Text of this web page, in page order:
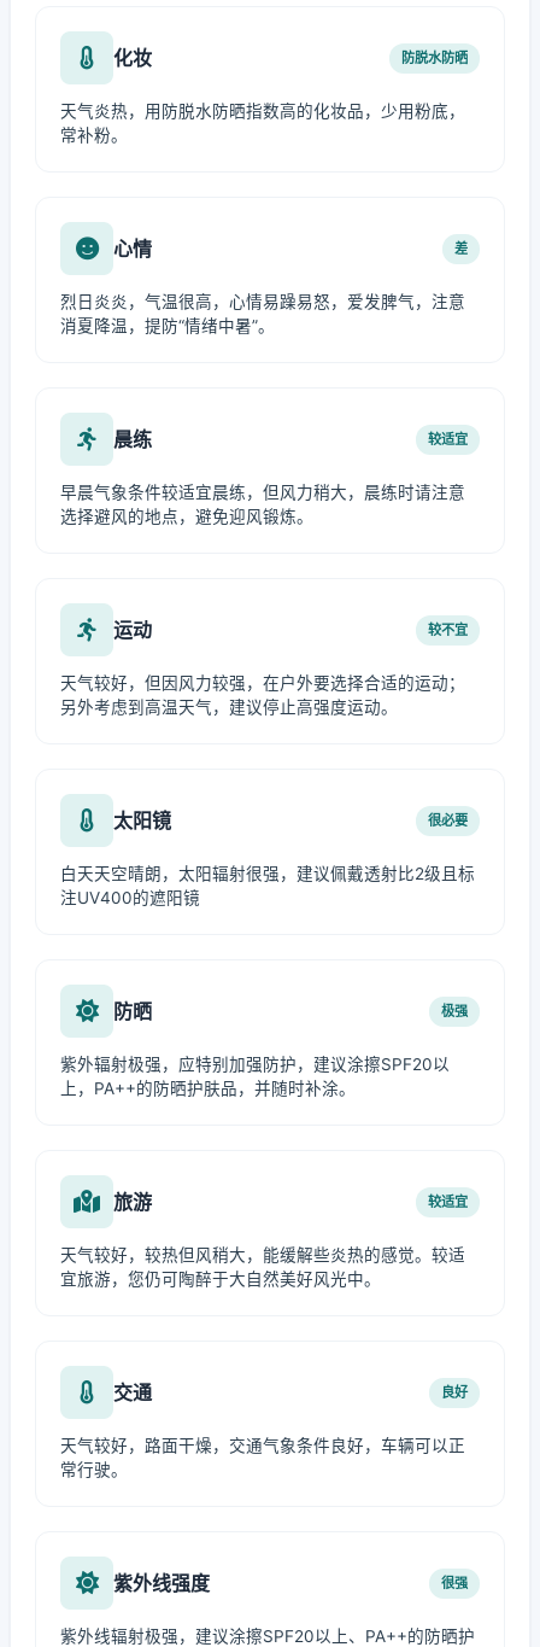
化妆 防脱水防晒
天气炎热，用防脱水防晒指数高的化妆品，少用粉底，
常补粉。
心情 差
烈日炎炎，气温很高，心情易躁易怒，爱发脾气，注意
消夏降温，提防“情绪中暑”。
晨练 较适宜
早晨气象条件较适宜晨练，但风力稍大，晨练时请注意
选择避风的地点，避免迎风锻炼。
运动 较不宜
天气较好，但因风力较强，在户外要选择合适的运动；
另外考虑到高温天气，建议停止高强度运动。
太阳镜 很必要
白天天空晴朗，太阳辐射很强，建议佩戴透射比2级且标
注UV400的遮阳镜
防晒 极强
紫外辐射极强，应特别加强防护，建议涂擦SPF20以
上，PA++的防晒护肤品，并随时补涂。
旅游 较适宜
天气较好，较热但风稍大，能缓解些炎热的感觉。较适
宜旅游，您仍可陶醉于大自然美好风光中。
交通 良好
天气较好，路面干燥，交通气象条件良好，车辆可以正
常行驶。
紫外线强度 很强
紫外线辐射极强，建议涂擦SPF20以上、PA++的防晒护